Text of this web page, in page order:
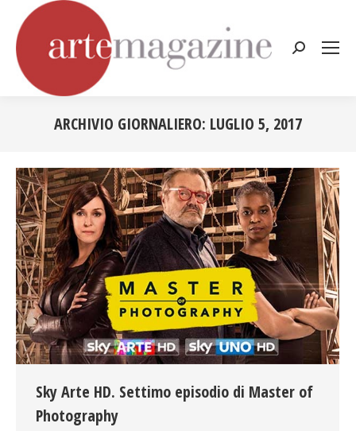
Cerca:
ARCHIVIO GIORNALIERO: LUGLIO 5, 2017
Sky Arte HD. Settimo episodio di Master of
Photography